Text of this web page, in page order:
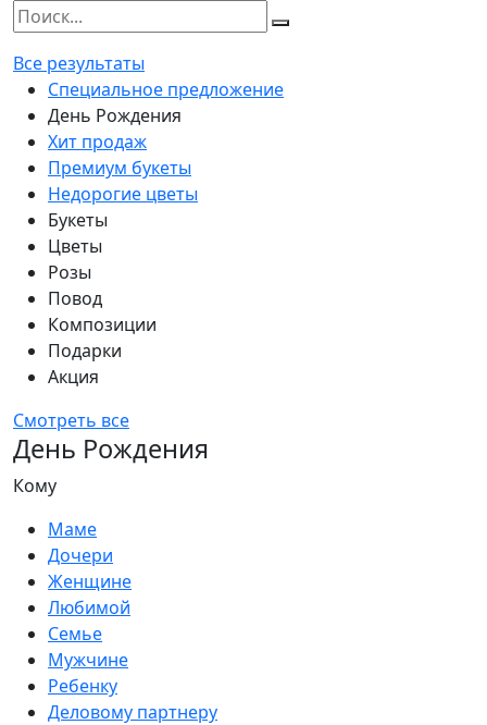
Все результаты
Специальное предложение
День Рождения
Хит продаж
Премиум букеты
Недорогие цветы
Букеты
Цветы
Розы
Повод
Композиции
Подарки
Акция
Смотреть все
День Рождения
Кому
Маме
Дочери
Женщине
Любимой
Семье
Мужчине
Ребенку
Деловому партнеру